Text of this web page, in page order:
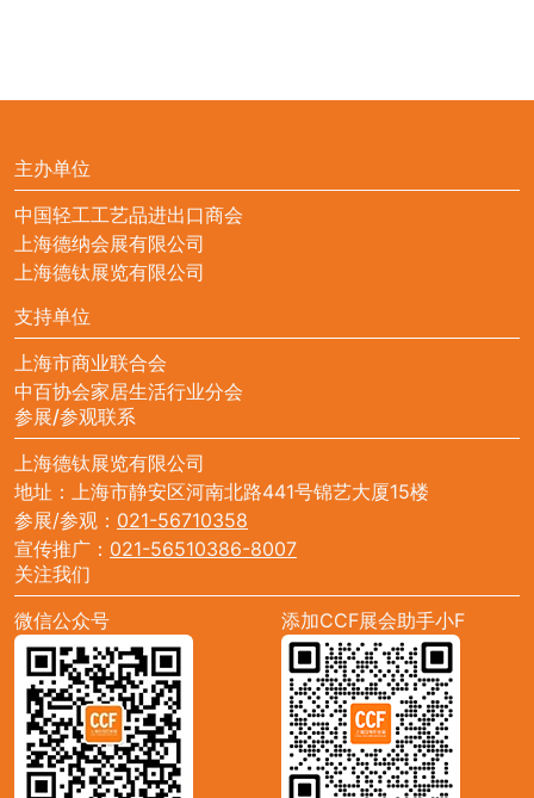
主办单位
中国轻工工艺品进出口商会
上海德纳会展有限公司
上海德钛展览有限公司
支持单位
上海市商业联合会
中百协会家居生活行业分会
参展/参观联系
上海德钛展览有限公司
地址：上海市静安区河南北路441号锦艺大厦15楼
参展/参观： 021-56710358
宣传推广： 021-56510386-8007
关注我们
微信公众号
添加CCF展会助手小F